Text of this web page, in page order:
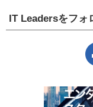
IT Leadersをフォ